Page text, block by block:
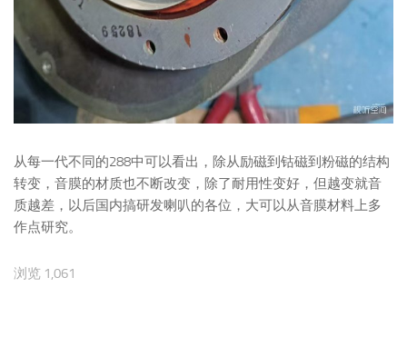
从每一代不同的288中可以看出，除从励磁到钴磁到粉磁的结构
转变，音膜的材质也不断改变，除了耐用性变好，但越变就音
质越差，以后国内搞研发喇叭的各位，大可以从音膜材料上多
作点研究。
浏览 1,061